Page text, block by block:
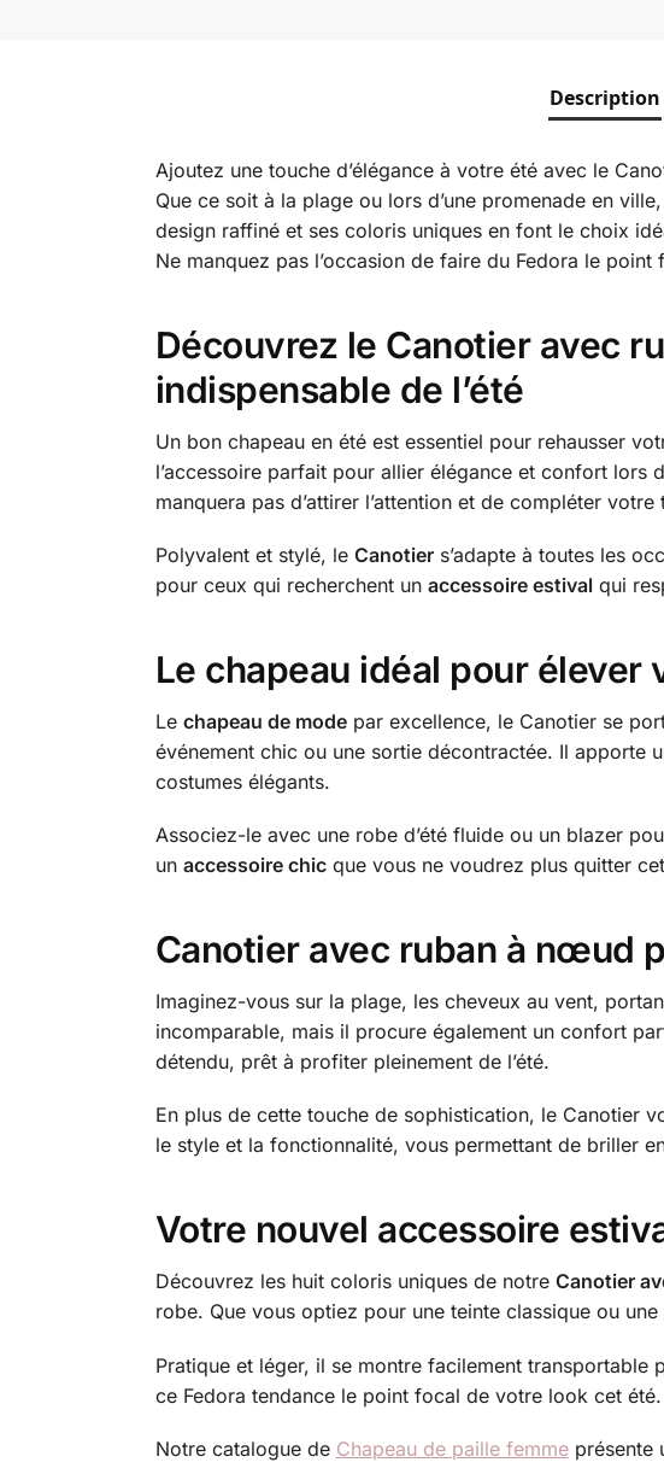
Description
Ajoutez une touche d’élégance à votre été avec le
Que ce soit à la plage ou lors d’une promenade en
design raffiné et ses coloris uniques en font le choix
Ne manquez pas l’occasion de faire du Fedora le
Découvrez le Canotier avec
indispensable de l’été
Un bon chapeau en été est essentiel pour rehausser
l’accessoire parfait pour allier élégance et confort lors
manquera pas d’attirer l’attention et de compléter votre
Polyvalent et stylé, le Canotiers’adapte à toutes les
pour ceux qui recherchent un accessoire estivalqui
Le chapeau idéal pour élever
Le chapeau de modepar excellence, le Canotier se
événement chic ou une sortie décontractée. Il apporte
costumes élégants.
Associez-le avec une robe d’été fluide ou un blazer
un accessoire chicque vous ne voudrez plus quitter
Canotier avec ruban à nœud
Imaginez-vous sur la plage, les cheveux au vent,
incomparable, mais il procure également un confort
détendu, prêt à profiter pleinement de l’été.
En plus de cette touche de sophistication, le Canotier
le style et la fonctionnalité, vous permettant de briller
Votre nouvel accessoire
Découvrez les huit coloris uniques de notre Canotier
robe. Que vous optiez pour une teinte classique ou
Pratique et léger, il se montre facilement transportable
ce Fedora tendance le point focal de votre look cet été.
Notre catalogue de Chapeau de paille femmeprésente